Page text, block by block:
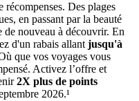
Des plages
en passant par la beauté
nouveau à découvrir. En
d'un rabais allant jusqu'à
que vos voyages vous
Activez l’offre et
2X plus de points
2026.¹